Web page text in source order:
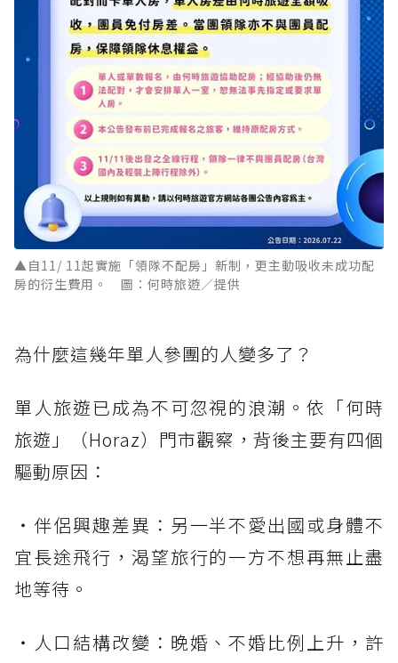
▲自11/ 11起實施「領隊不配房」新制，更主動吸收未成功配
房的衍生費用。 圖：何時旅遊／提供
為什麼這幾年單人參團的人變多了？
單人旅遊已成為不可忽視的浪潮。依「何時
旅遊」（Horaz）門市觀察，背後主要有四個
驅動原因：
・伴侶興趣差異：另一半不愛出國或身體不
宜長途飛行，渴望旅行的一方不想再無止盡
地等待。
・人口結構改變：晚婚、不婚比例上升，許